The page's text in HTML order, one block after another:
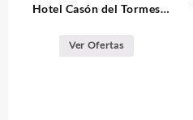
Hotel Casón del Tormes
Ver Ofertas